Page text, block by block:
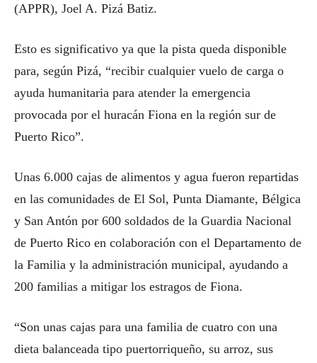
(APPR), Joel A. Pizá Batiz.
Esto es significativo ya que la pista queda disponible
para, según Pizá, “recibir cualquier vuelo de carga o
ayuda humanitaria para atender la emergencia
provocada por el huracán Fiona en la región sur de
Puerto Rico”.
Unas 6.000 cajas de alimentos y agua fueron repartidas
en las comunidades de El Sol, Punta Diamante, Bélgica
y San Antón por 600 soldados de la Guardia Nacional
de Puerto Rico en colaboración con el Departamento de
la Familia y la administración municipal, ayudando a
200 familias a mitigar los estragos de Fiona.
“Son unas cajas para una familia de cuatro con una
dieta balanceada tipo puertorriqueño, su arroz, sus